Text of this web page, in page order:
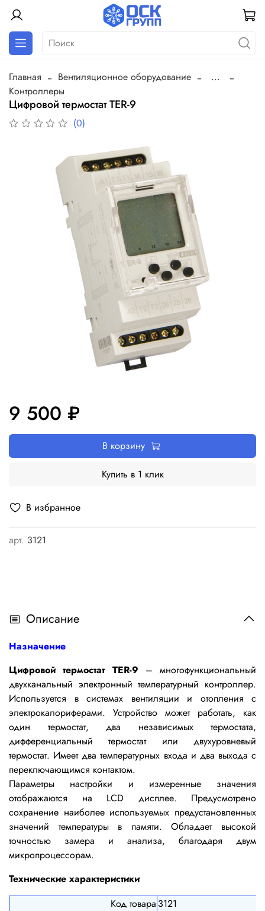
Главная Вентиляционное оборудование
...
Контроллеры
Цифровой термостат TER-9
(0)
В избранное
арт. 3121
9 500 ₽
В корзину
Купить в 1 клик
Описание
Назначение
Цифровой термостат TER-9 – многофункциональный
двухканальный электронный температурный контроллер.
Используется в системах вентиляции и отопления с
электрокалориферами. Устройство может работать, как
один термостат, два независимых термостата,
дифференциальный термостат или двухуровневый
термостат. Имеет два температурных входа и два выхода с
переключающимся контактом.
Параметры настройки и измеренные значения
отображаются на LCD дисплее. Предусмотрено
сохранение наиболее используемых предустановленных
значений температуры в памяти. Обладает высокой
точностью замера и анализа, благодаря двум
микропроцессорам.
Технические характеристики
Код товара 3121